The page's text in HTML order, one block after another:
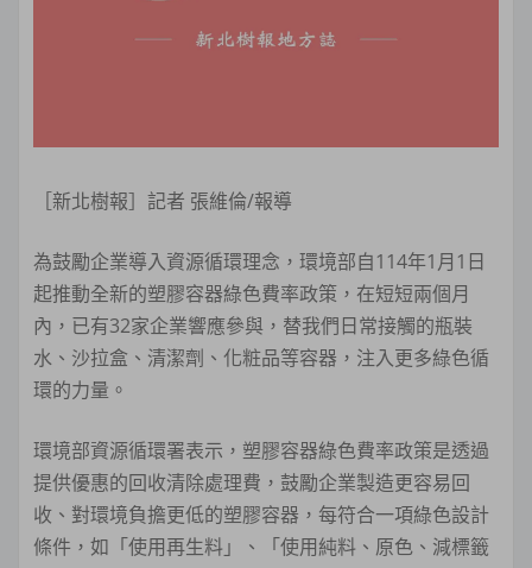
［新北樹報］記者 張維倫/報導
為鼓勵企業導入資源循環理念，環境部自114年1月1日
起推動全新的塑膠容器綠色費率政策，在短短兩個月
內，已有32家企業響應參與，替我們日常接觸的瓶裝
水、沙拉盒、清潔劑、化粧品等容器，注入更多綠色循
環的力量。
環境部資源循環署表示，塑膠容器綠色費率政策是透過
提供優惠的回收清除處理費，鼓勵企業製造更容易回
收、對環境負擔更低的塑膠容器，每符合一項綠色設計
條件，如「使用再生料」、「使用純料、原色、減標籤